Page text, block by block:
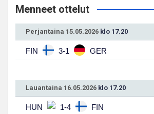
Menneet ottelut
Perjantaina 15.05.2026 klo 17.20
FIN 3-1 GER
Lauantaina 16.05.2026 klo 17.20
HUN 1-4 FIN